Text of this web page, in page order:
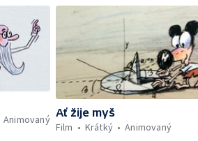
Animovaný
Ať žije myš
Film
Krátký Animovaný